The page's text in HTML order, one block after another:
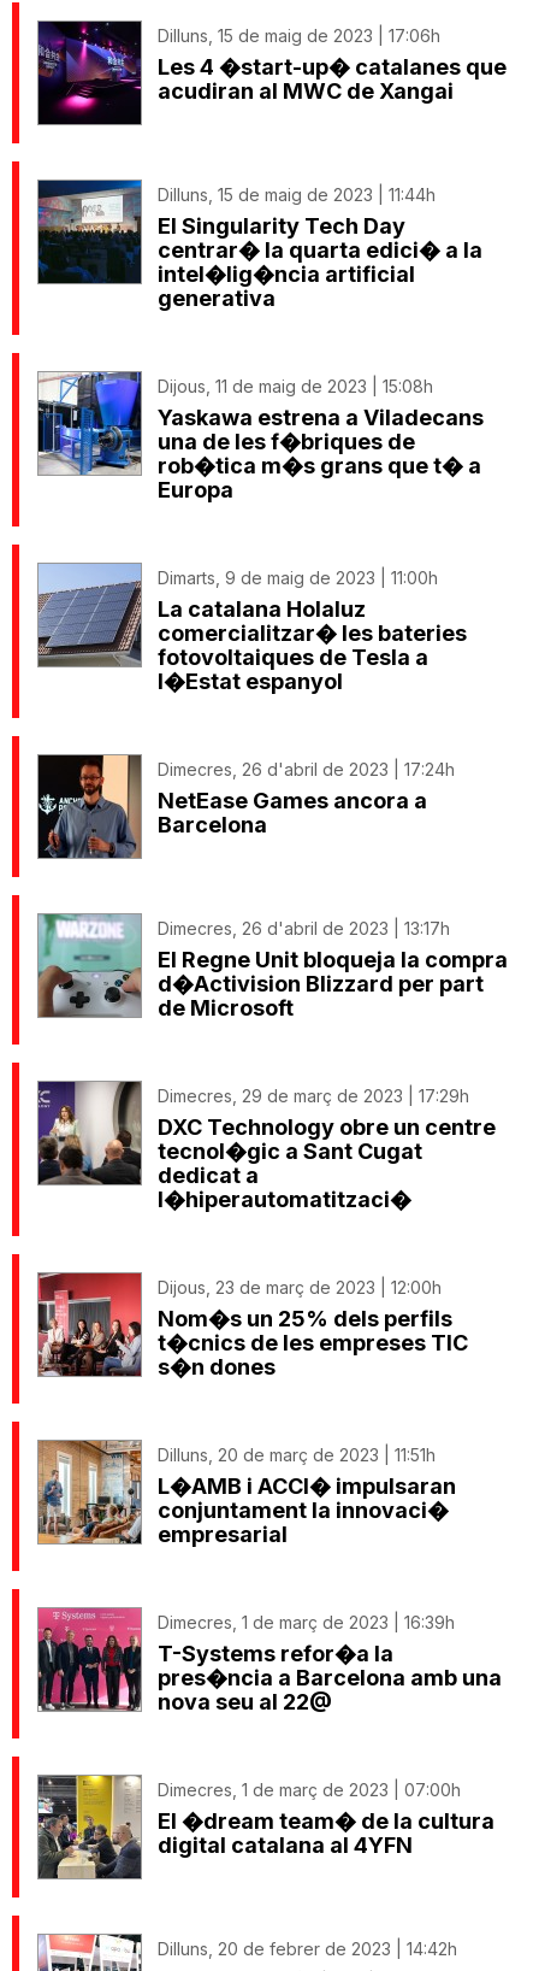
Dilluns, 15 de maig de 2023 | 17:06h
Les 4 �start-up� catalanes que
acudiran al MWC de Xangai
Dilluns, 15 de maig de 2023 | 11:44h
El Singularity Tech Day
centrar� la quarta edici� a la
intel�lig�ncia artificial
generativa
Dijous, 11 de maig de 2023 | 15:08h
Yaskawa estrena a Viladecans
una de les f�briques de
rob�tica m�s grans que t� a
Europa
Dimarts, 9 de maig de 2023 | 11:00h
La catalana Holaluz
comercialitzar� les bateries
fotovoltaiques de Tesla a
l�Estat espanyol
Dimecres, 26 d'abril de 2023 | 17:24h
NetEase Games ancora a
Barcelona
Dimecres, 26 d'abril de 2023 | 13:17h
El Regne Unit bloqueja la compra
d�Activision Blizzard per part
de Microsoft
Dimecres, 29 de març de 2023 | 17:29h
DXC Technology obre un centre
tecnol�gic a Sant Cugat
dedicat a
l�hiperautomatitzaci�
Dijous, 23 de març de 2023 | 12:00h
Nom�s un 25% dels perfils
t�cnics de les empreses TIC
s�n dones
Dilluns, 20 de març de 2023 | 11:51h
L�AMB i ACCI� impulsaran
conjuntament la innovaci�
empresarial
Dimecres, 1 de març de 2023 | 16:39h
T-Systems refor�a la
pres�ncia a Barcelona amb una
nova seu al 22@
Dimecres, 1 de març de 2023 | 07:00h
El �dream team� de la cultura
digital catalana al 4YFN
Dilluns, 20 de febrer de 2023 | 14:42h